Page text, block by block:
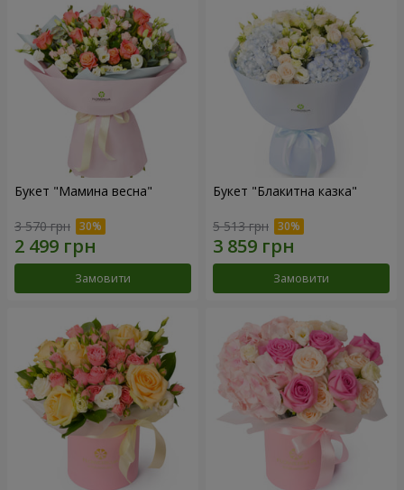
Букет "Мамина весна"
3 570 грн
Замовити
Букет "Блакитна казка"
5 513 грн
Замовити